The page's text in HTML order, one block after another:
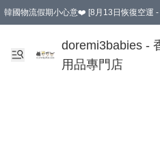
韓國物流假期小心意❤️ [8月13日恢復空運 -
新會員首張訂單滿$600即享9折優惠！(部
doremi3babies -
用品專門店